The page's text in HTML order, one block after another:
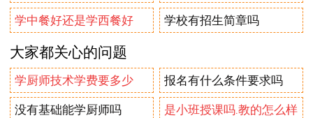
学中餐好还是学西餐好 学校有招生简章吗
大家都关心的问题
学厨师技术学费要多少 报名有什么条件要求吗
没有基础能学厨师吗 是小班授课吗.教的怎么样